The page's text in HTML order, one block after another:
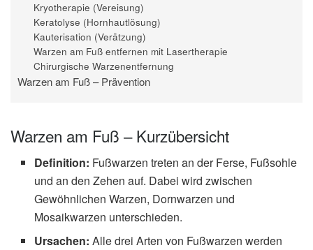
Kryotherapie (Vereisung)
Keratolyse (Hornhautlösung)
Kauterisation (Verätzung)
Warzen am Fuß entfernen mit Lasertherapie
Chirurgische Warzenentfernung
Warzen am Fuß – Prävention
Warzen am Fuß – Kurzübersicht
Definition: Fußwarzen treten an der Ferse, Fußsohle
und an den Zehen auf. Dabei wird zwischen
Gewöhnlichen Warzen, Dornwarzen und
Mosaikwarzen unterschieden.
Ursachen: Alle drei Arten von Fußwarzen werden